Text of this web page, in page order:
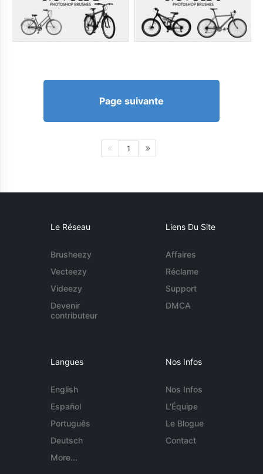
Page suivante
1
Le Réseau
Brusheezy
Vecteezy
Videezy
Devenir
contributeur
Liens Du Site
Affaires
Réclame
Support
DMCA
Langues
English
Español
Português
Deutsch
More...
Nos Infos
Nos Infos
L'Équipe
Le Blogue
Contact